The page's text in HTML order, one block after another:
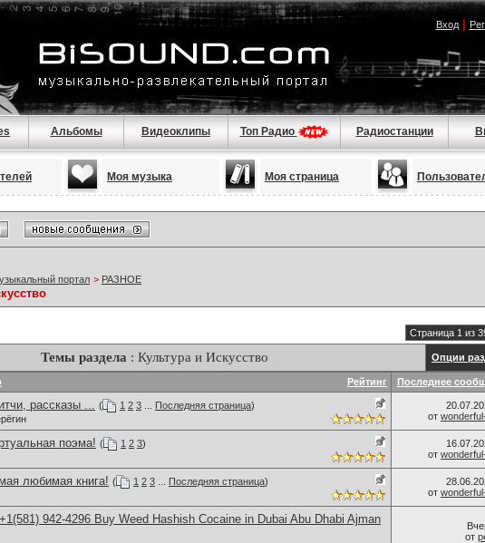
Вход|
Альбомы Видеоклипы Топ Радио Радиостанции
Моя музыка Моя страница
портал > РАЗНОЕ
Страница 1 из
Темы раздела : Культура и Искусство Опции
Рейтинг Последнее
рассказы ... ( 1 2 3 Последняя страница)
от
поэма! ( 1 2 3)
от
любимая книга! ( 1 2 3 Последняя страница)
от
942-4296 Buy Weed Hashish Cocaine in Dubai Abu Dhabi Ajman
от